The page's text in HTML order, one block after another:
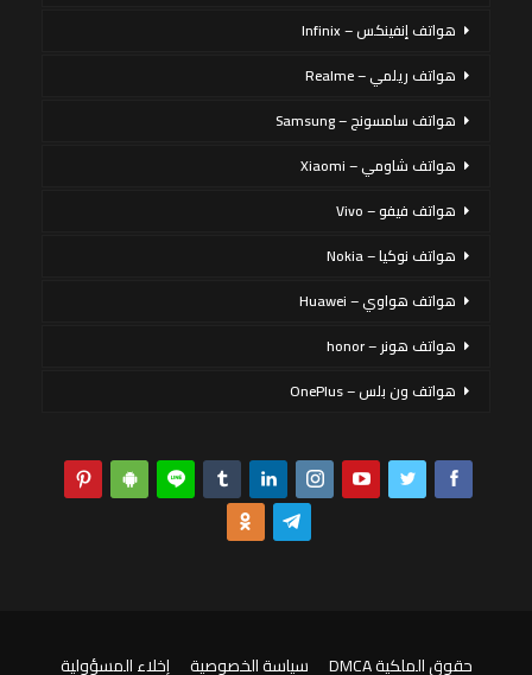
هواتف إنفينكس – Infinix
هواتف ريلمي – Realme
هواتف سامسونج – Samsung
هواتف شاومي – Xiaomi
هواتف فيفو – Vivo
هواتف نوكيا – Nokia
هواتف هواوي – Huawei
هواتف هونر – honor
هواتف ون بلس – OnePlus
حقوق الملكية DMCA سياسة الخصوصية إخلاء المسؤولية